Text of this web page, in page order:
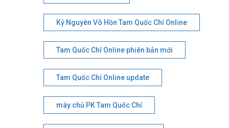
Kỷ Nguyên Võ Hồn Tam Quốc Chí Online
Tam Quốc Chí Online phiên bản mới
Tam Quốc Chí Online update
máy chủ PK Tam Quốc Chí